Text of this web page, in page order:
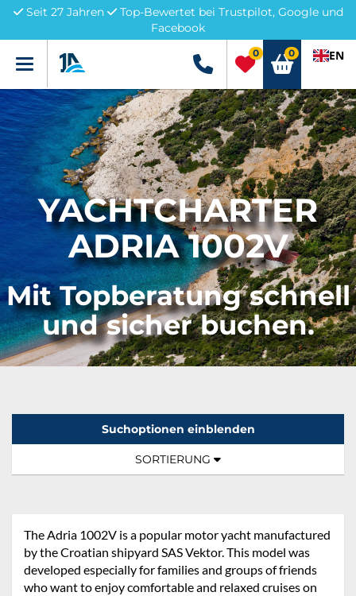
Seit 27 Jahren
Top-Bewertet bei Trustpilot, Google und
Facebook
Menü +49 5741 3222690
0 0 EN
YACHTCHARTER
ADRIA 1002V
Mit Topberatung schnell
und sicher buchen.
Suchoptionen einblenden
TOGGLE NAVIGATION
SORTIERUNG
The Adria 1002V is a popular motor yacht manufactured
by the Croatian shipyard SAS Vektor. This model was
developed especially for families and groups of friends
who want to enjoy comfortable and relaxed cruises on